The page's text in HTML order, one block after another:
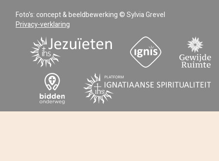
Foto's: concept & beeldbewerking © Sylvia Grevel
Privacy-verklaring